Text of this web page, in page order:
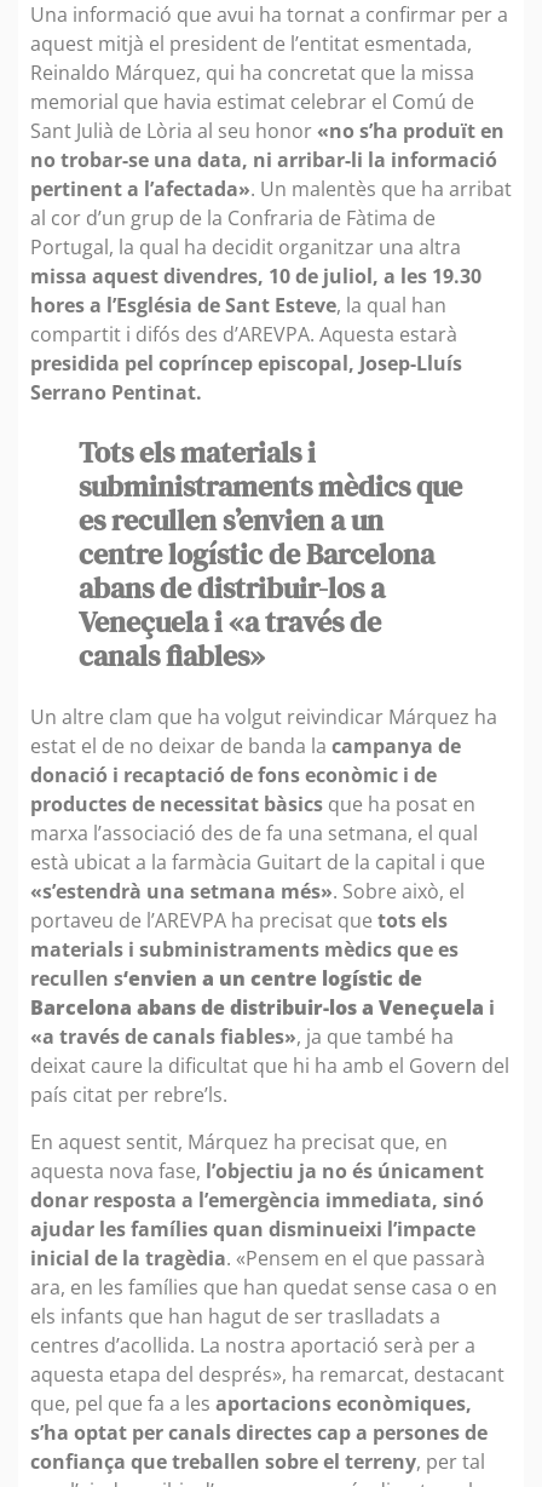
Una informació que avui ha tornat a confirmar per a
aquest mitjà el president de l’entitat esmentada,
Reinaldo Márquez, qui ha concretat que la missa
memorial que havia estimat celebrar el Comú de
Sant Julià de Lòria al seu honor«no s’ha produït en
no trobar-se una data, ni arribar-li la informació
pertinent a l’afectada». Un malentès que ha arribat
al cor d’un grup de la Confraria de Fàtima de
Portugal, la qual ha decidit organitzar una altra
missa aquest divendres, 10 de juliol, a les 19.30
hores a l’Església de Sant Esteve, la qual han
compartit i difós des d’AREVPA. Aquesta estarà
presidida pel copríncep episcopal, Josep-Lluís
Serrano Pentinat.
Tots els materials i
subministraments mèdics que
es recullen s’envien a un
centre logístic de Barcelona
abans de distribuir-los a
Veneçuela i «a través de
canals fiables»
Un altre clam que ha volgut reivindicar Márquez ha
estat el de no deixar de banda la campanya de
donació i recaptació de fons econòmic i de
productes de necessitat bàsics que ha posat en
marxa l’associació des de fa una setmana, el qual
està ubicat a la farmàcia Guitart de la capital i que
«s’estendrà una setmana més». Sobre això, el
portaveu de l’AREVPA ha precisat que tots els
materials i subministraments mèdics que es
recullen s‘envien a un centre logístic de
Barcelona abans de distribuir-los a Veneçuela i
«a través de canals fiables», ja que també ha
deixat caure la dificultat que hi ha amb el Govern del
país citat per rebre’ls.
En aquest sentit, Márquez ha precisat que, en
aquesta nova fase, l’objectiu ja no és únicament
donar resposta a l’emergència immediata, sinó
ajudar les famílies quan disminueixi l’impacte
inicial de la tragèdia. «Pensem en el que passarà
ara, en les famílies que han quedat sense casa o en
els infants que han hagut de ser traslladats a
centres d’acollida. La nostra aportació serà per a
aquesta etapa del després», ha remarcat, destacant
que, pel que fa a les aportacions econòmiques,
s’ha optat per canals directes cap a persones de
confiança que treballen sobre el terreny, per tal